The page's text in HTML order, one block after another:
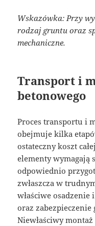
Wskazówka: Przy
rodzaj gruntu oraz
mechaniczne.
Transport i
betonowego
Proces transportu i
obejmuje kilka
ostateczny koszt
elementy wymagają
odpowiednio
zwłaszcza w
właściwe
oraz
Niewłaściwy